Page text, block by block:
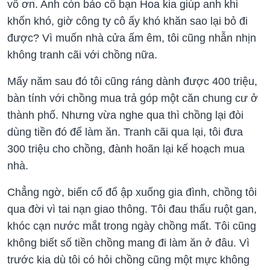
vô ơn. Anh còn bảo cô bạn Hoa kia giúp anh khi
khốn khó, giờ công ty cô ấy khó khăn sao lại bỏ đi
được? Vì muốn nhà cửa ấm êm, tôi cũng nhẫn nhịn
không tranh cãi với chồng nữa.
Mấy năm sau đó tôi cũng ráng dành được 400 triệu,
bàn tính với chồng mua trả góp một căn chung cư ở
thành phố. Nhưng vừa nghe qua thì chồng lại đòi
dùng tiền đó để làm ăn. Tranh cãi qua lại, tôi đưa
300 triệu cho chồng, đành hoãn lại kế hoạch mua
nhà.
Chẳng ngờ, biến cố đổ ập xuống gia đình, chồng tôi
qua đời vì tai nạn giao thông. Tôi đau thấu ruột gan,
khóc cạn nước mắt trong ngày chồng mất. Tôi cũng
không biết số tiền chồng mang đi làm ăn ở đâu. Vì
trước kia dù tôi có hỏi chồng cũng một mực không